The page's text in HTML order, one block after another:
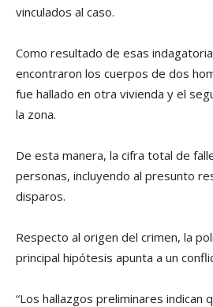
vinculados al caso.
Como resultado de esas
encontraron los cuerpos de dos
fue hallado en otra vivienda y el
la zona.
De esta manera, la cifra total de
personas, incluyendo al presunto
disparos.
Respecto al origen del crimen, la
principal hipótesis apunta a un
“Los hallazgos preliminares indican